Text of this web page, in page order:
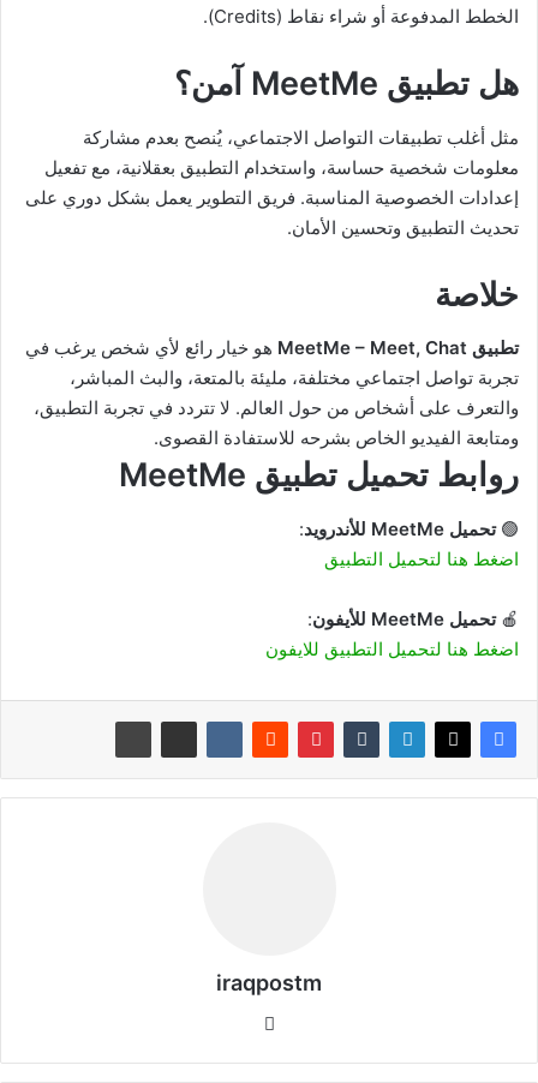
الخطط المدفوعة أو شراء نقاط (Credits).
هل تطبيق MeetMe آمن؟
مثل أغلب تطبيقات التواصل الاجتماعي، يُنصح بعدم مشاركة
معلومات شخصية حساسة، واستخدام التطبيق بعقلانية، مع تفعيل
إعدادات الخصوصية المناسبة. فريق التطوير يعمل بشكل دوري على
تحديث التطبيق وتحسين الأمان.
خلاصة
تطبيق MeetMe – Meet, Chat
هو خيار رائع لأي شخص يرغب في
تجربة تواصل اجتماعي مختلفة، مليئة بالمتعة، والبث المباشر،
والتعرف على أشخاص من حول العالم. لا تتردد في تجربة التطبيق،
ومتابعة الفيديو الخاص بشرحه للاستفادة القصوى.
روابط تحميل تطبيق MeetMe
🟢تحميل MeetMe للأندرويد
:
اضغط هنا لتحميل التطبيق
🍎تحميل MeetMe للأيفون
:
اضغط هنا لتحميل التطبيق للايفون
iraqpostm